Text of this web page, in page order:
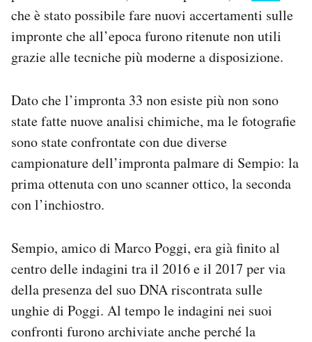
che è stato possibile fare nuovi accertamenti sulle
impronte che all’epoca furono ritenute non utili
grazie alle tecniche più moderne a disposizione.
Dato che l’impronta 33 non esiste più non sono
state fatte nuove analisi chimiche, ma le fotografie
sono state confrontate con due diverse
campionature dell’impronta palmare di Sempio: la
prima ottenuta con uno scanner ottico, la seconda
con l’inchiostro.
Sempio, amico di Marco Poggi, era già finito al
centro delle indagini tra il 2016 e il 2017 per via
della presenza del suo DNA riscontrata sulle
unghie di Poggi. Al tempo le indagini nei suoi
confronti furono archiviate anche perché la